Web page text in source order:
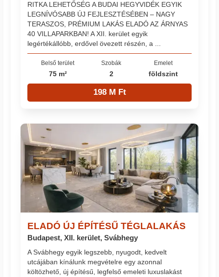
RITKA LEHETŐSÉG A BUDAI HEGYVIDÉK EGYIK
LEGNÍVÓSABB ÚJ FEJLESZTÉSÉBEN – NAGY
TERASZOS, PRÉMIUM LAKÁS ELADÓ AZ ÁRNYAS
40 VILLAPARKBAN! A XII. kerület egyik
legértékállóbb, erdővel övezett részén, a ...
Belső terület
75 m²
Szobák
2
Emelet
földszint
198 M Ft
ELADÓ ÚJ ÉPÍTÉSŰ TÉGLALAKÁS
Budapest, XII. kerület, Svábhegy
A Svábhegy egyik legszebb, nyugodt, kedvelt
utcájában kínálunk megvételre egy azonnal
költözhető, új építésű, legfelső emeleti luxuslakást